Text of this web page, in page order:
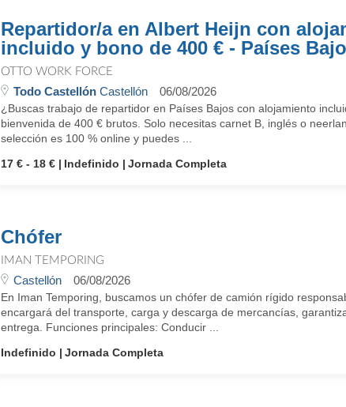
Repartidor/a en Albert Heijn con
incluido y bono de 400 € - Países
OTTO WORK FORCE
Todo CastellónCastellón 06/08/2026
¿Buscas trabajo de repartidor en Países Bajos con alojamiento
bienvenida de 400 € brutos. Solo necesitas carnet B, inglés o
selección es 100 % online y puedes ...
17 € - 18 €
Indefinido Jornada Completa
Chófer
IMAN TEMPORING
Castellón 06/08/2026
En Iman Temporing, buscamos un chófer de camión rígido
encargará del transporte, carga y descarga de mercancías,
entrega. Funciones principales: Conducir ...
Indefinido
Jornada Completa